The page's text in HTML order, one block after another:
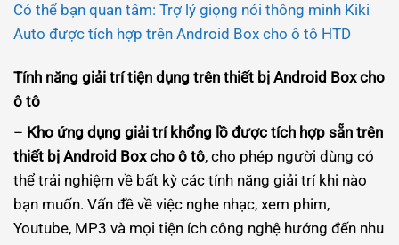
Có thể bạn quan tâm: Trợ lý giọng nói thông minh Kiki
Auto được tích hợp trên Android Box cho ô tô HTD
Tính năng giải trí tiện dụng trên thiết bị Android Box cho
ô tô
– Kho ứng dụng giải trí khổng lồ được tích hợp sẵn trên
thiết bị Android Box cho ô tô, cho phép người dùng có
thể trải nghiệm về bất kỳ các tính năng giải trí khi nào
bạn muốn. Vấn đề về việc nghe nhạc, xem phim,
Youtube, MP3 và mọi tiện ích công nghệ hướng đến nhu